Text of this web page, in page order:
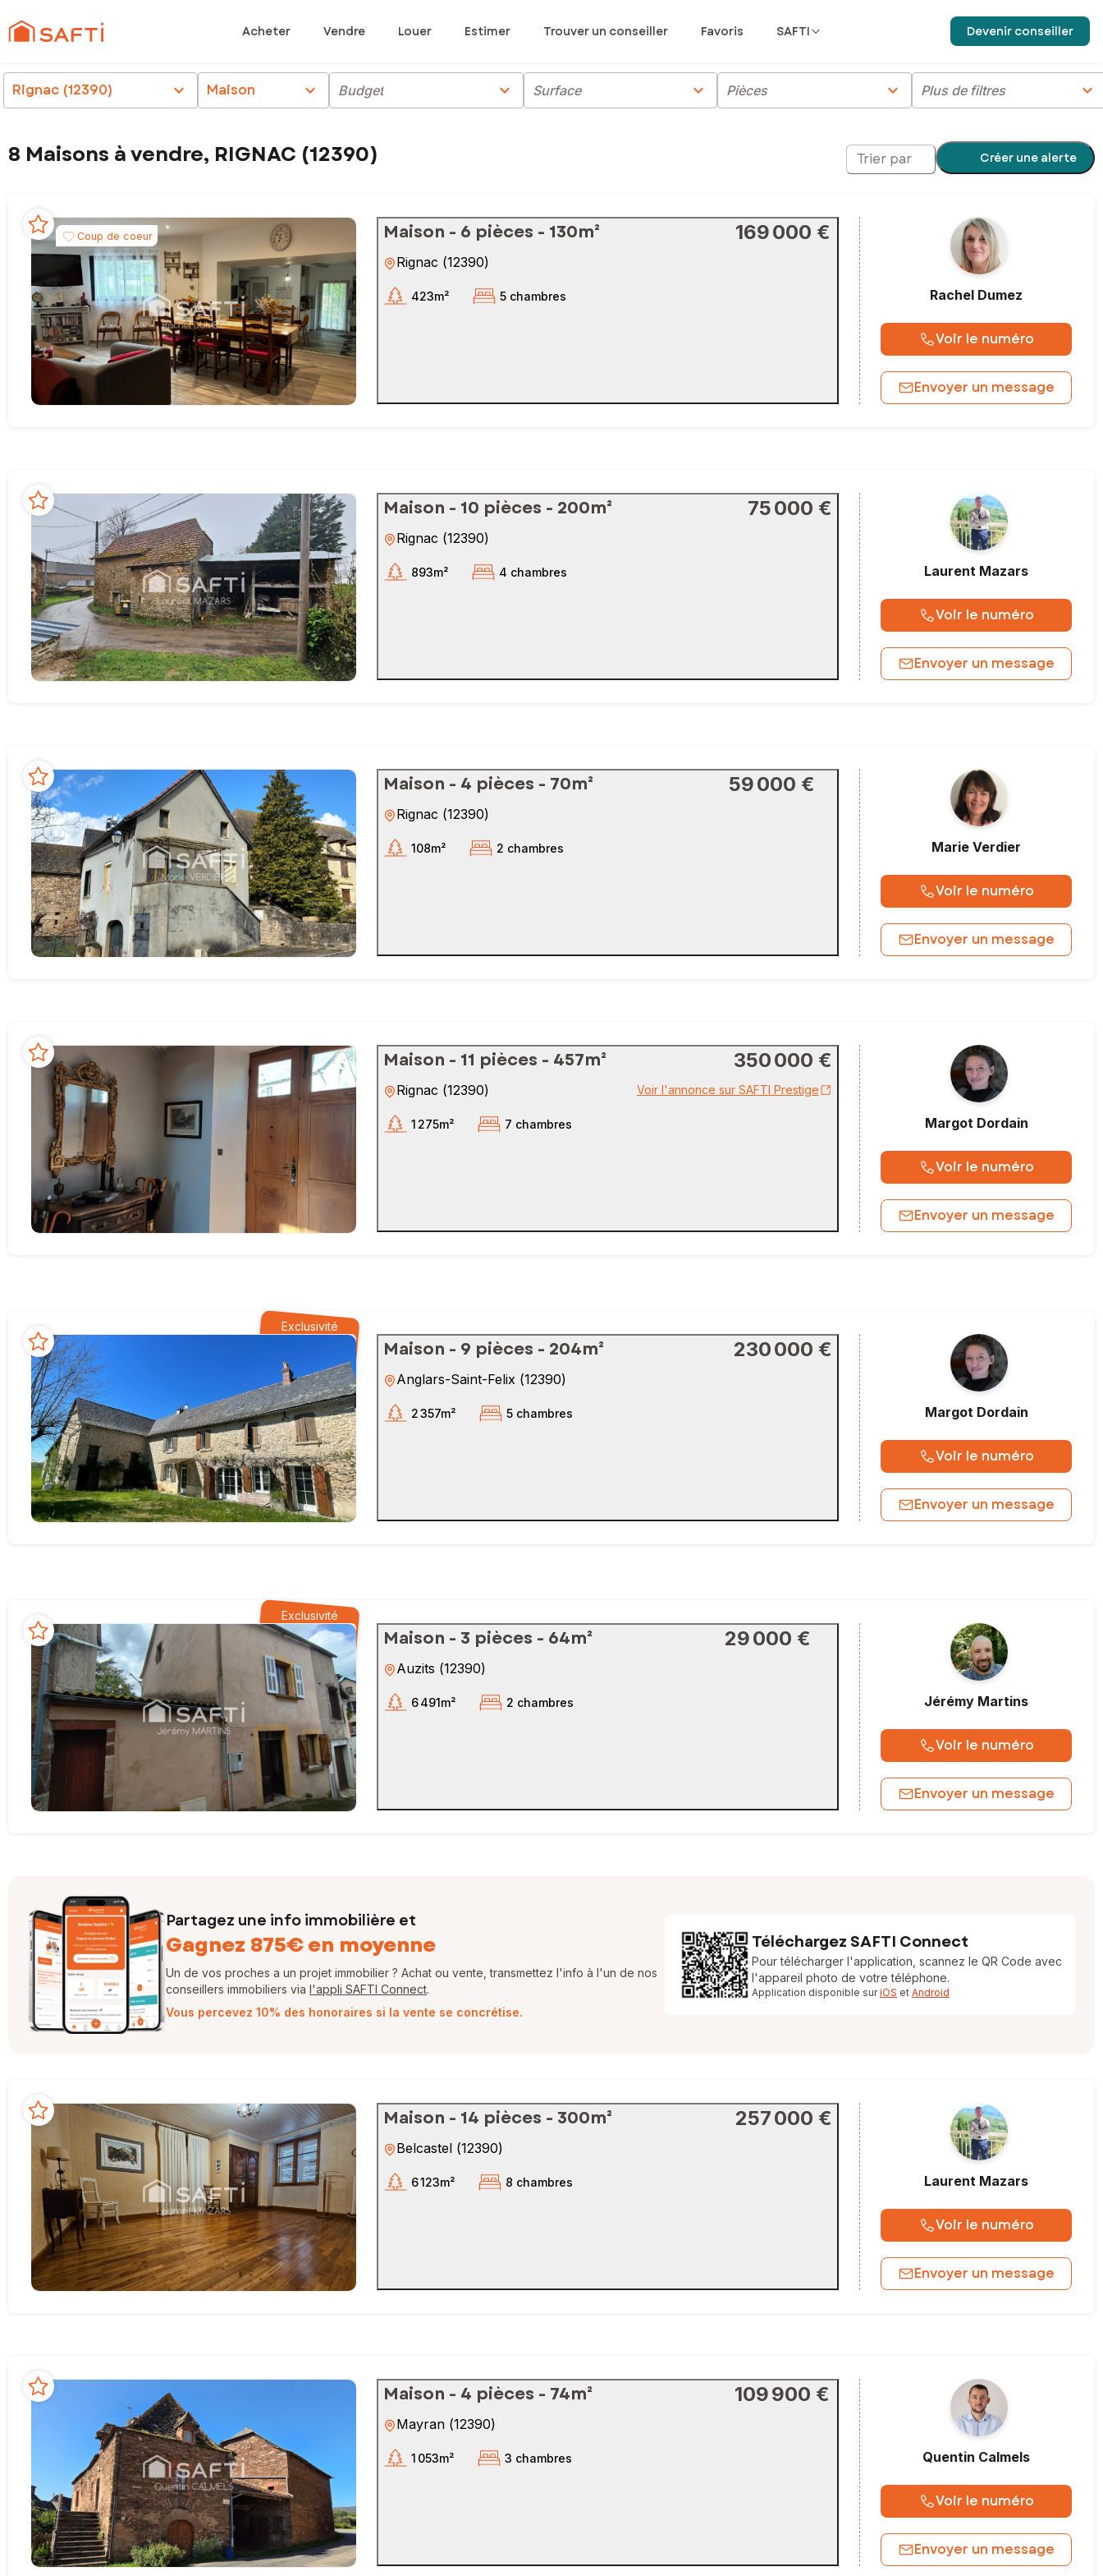
Acheter Vendre Louer Estimer Trouver un conseiller Favoris SAFTI Devenir conseiller
Rignac (12390) chevron_right Maison chevron_right Budget chevron_right Surface chevron_right Pièces chevron_right Plus de filtres chevron_right
8 Maisons à vendre, RIGNAC (12390) Trier par Créer une alerte
Coup de coeur Maison - 6 pièces - 130m² 169 000 €
Rignac (12390)
423m² 5 chambres Rachel Dumez
Voir le numéro
Envoyer un message
Maison - 10 pièces - 200m² 75 000 €
Rignac (12390)
893m² 4 chambres Laurent Mazars
Voir le numéro
Envoyer un message
Maison - 4 pièces - 70m² 59 000 €
Rignac (12390)
108m² 2 chambres Marie Verdier
Voir le numéro
Envoyer un message
Maison - 11 pièces - 457m² 350 000 €
Rignac (12390) Voir l'annonce sur SAFTI Prestige
1 275m² 7 chambres Margot Dordain
Voir le numéro
Envoyer un message
Exclusivité
Maison - 9 pièces - 204m² 230 000 €
Anglars-Saint-Felix (12390)
2 357m² 5 chambres Margot Dordain
Voir le numéro
Envoyer un message
Exclusivité
Maison - 3 pièces - 64m² 29 000 €
Auzits (12390)
6 491m² 2 chambres Jérémy Martins
Voir le numéro
Envoyer un message
Partagez une info immobilière et
Gagnez 875€ en moyenne
Un de vos proches a un projet immobilier ? Achat ou vente, transmettez l'info à l'un de nos
conseillers immobiliers via l'appli SAFTI Connect.
Vous percevez 10% des honoraires si la vente se concrétise.
Téléchargez SAFTI Connect
Pour télécharger l'application, scannez le QR Code avec
l'appareil photo de votre téléphone.
Application disponible suriOS et Android
Maison - 14 pièces - 300m² 257 000 €
Belcastel (12390)
6 123m² 8 chambres Laurent Mazars
Voir le numéro
Envoyer un message
Maison - 4 pièces - 74m² 109 900 €
Mayran (12390)
1 053m² 3 chambres Quentin Calmels
Voir le numéro
Envoyer un message